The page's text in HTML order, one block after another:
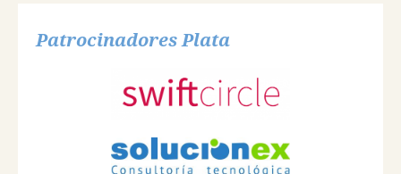
Patrocinadores Plata